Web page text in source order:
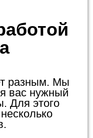
разным. Мы
вас нужный
Для этого